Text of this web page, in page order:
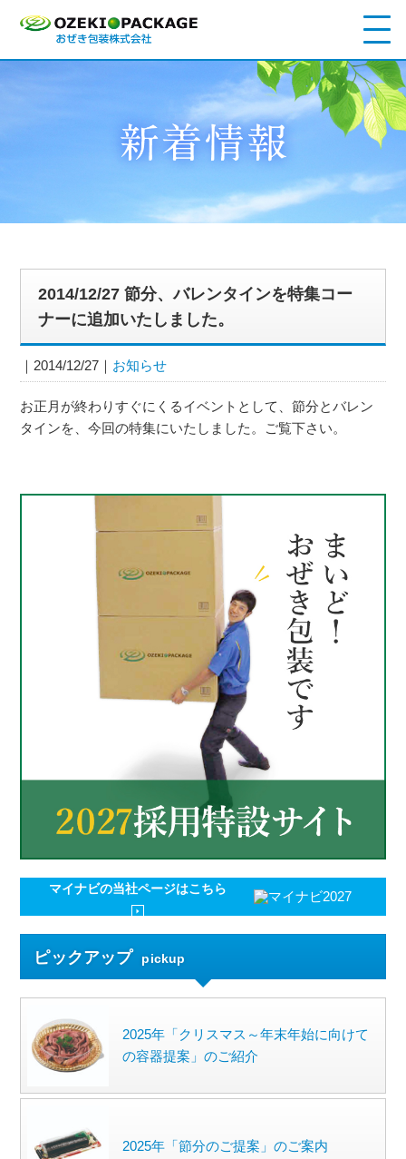
2014/12/27 節分、バレンタインを特集コー
ナーに追加いたしました。
2014/12/27 お知らせ
お正月が終わりすぐにくるイベントとして、節分とバレン
タインを、今回の特集にいたしました。ご覧下さい。
マイナビの当社ページはこちら
ピックアップ pickup
2025年「クリスマス～年末年始に向けて
の容器提案」のご紹介
2025年「節分のご提案」のご案内